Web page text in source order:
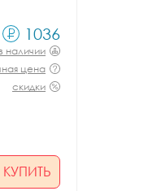
1036
наличии
цена
скидки
КУПИТЬ